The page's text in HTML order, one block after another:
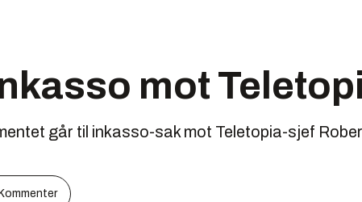
mot
går til inkasso-sak mot Teletopia-sjef
Kommenter